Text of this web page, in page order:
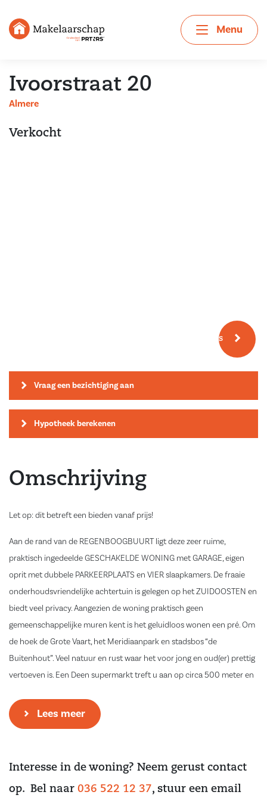
Menu
Ivoorstraat 20
Almere
Verkocht
Meer fotos
Vraag een bezichtiging aan
Hypotheek berekenen
Omschrijving
Let op: dit betreft een bieden vanaf prijs!
Aan de rand van de REGENBOOGBUURT ligt deze zeer ruime,
praktisch ingedeelde GESCHAKELDE WONING met GARAGE, eigen
oprit met dubbele PARKEERPLAATS en VIER slaapkamers. De fraaie
onderhoudsvriendelijke achtertuin is gelegen op het ZUIDOOSTEN en
biedt veel privacy. Aangezien de woning praktisch geen
gemeenschappelijke muren kent is het geluidloos wonen een pré. Om
de hoek de Grote Vaart, het Meridiaanpark en stadsbos “de
Buitenhout”. Veel natuur en rust waar het voor jong en oud(er) prettig
vertoeven is. Een Deen supermarkt treft u aan op circa 500 meter en
met de bus goed bereiken. Er is daar tevens ruim voldoende
parkeerplek. Binnen enkele minuten is de A6 te bereiken.
Lees meer
Interesse in de woning? Neem gerust contact
op. Bel naar 036 522 12 37, stuur een email